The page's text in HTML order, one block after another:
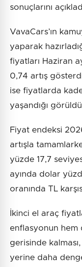
sonuçlarını
VavaCars’ın
yaparak
fiyatları Haziran
0,74 artış gösterdi.
ise fiyatlarda
yaşandığı
Fiyat endeksi
artışla
yüzde 17,7
ayında dolar
oranında TL
İkinci el araç
enflasyonun hem
gerisinde
yerine daha